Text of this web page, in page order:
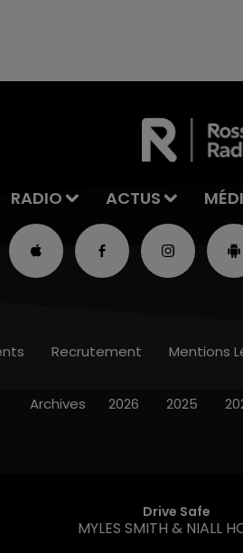
RADIO ACTUS
Drive Safe
MYLES SMITH & NIALL
Recrutement Mentions
Archives 2026 2025